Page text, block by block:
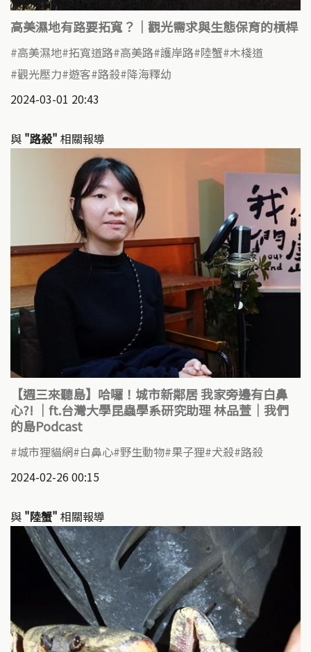
高美濕地有路要拓寬？｜觀光需求與生態保育的槓桿
高美濕地 拓寬道路 高美路 護岸路 陸蟹 木棧道
觀光壓力 遊客 路殺 降海釋幼
2024-03-01 20:43
與 "路殺" 相關報導
【週三來聽島】哈囉！城市新鄰居 我家旁邊有白鼻
心?! ｜ft.台灣大學昆蟲學系研究助理 林品萱｜我們
的島Podcast
城市狸貓網 白鼻心 野生動物 果子狸 犬殺 路殺
2024-02-26 00:15
與 "陸蟹" 相關報導